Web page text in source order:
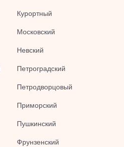
Курортный
Московский
Невский
Петроградский
Петродворцовый
Приморский
Пушкинский
Фрунзенский